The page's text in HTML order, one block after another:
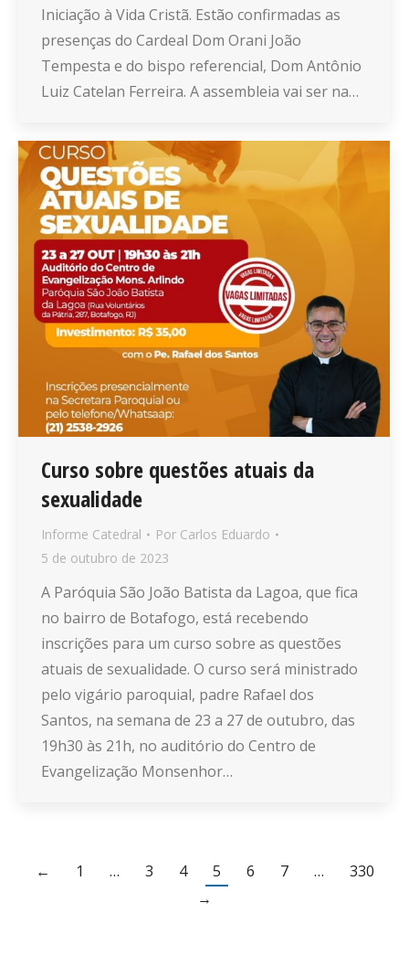
Iniciação à Vida Cristã. Estão confirmadas as
presenças do Cardeal Dom Orani João
Tempesta e do bispo referencial, Dom Antônio
Luiz Catelan Ferreira. A assembleia vai ser na…
Curso sobre questões atuais da
sexualidade
Informe Catedral Por Carlos Eduardo
5 de outubro de 2023
A Paróquia São João Batista da Lagoa, que fica
no bairro de Botafogo, está recebendo
inscrições para um curso sobre as questões
atuais de sexualidade. O curso será ministrado
pelo vigário paroquial, padre Rafael dos
Santos, na semana de 23 a 27 de outubro, das
19h30 às 21h, no auditório do Centro de
Evangelização Monsenhor…
← 1 … 3 4 5 6 7 …
330
→